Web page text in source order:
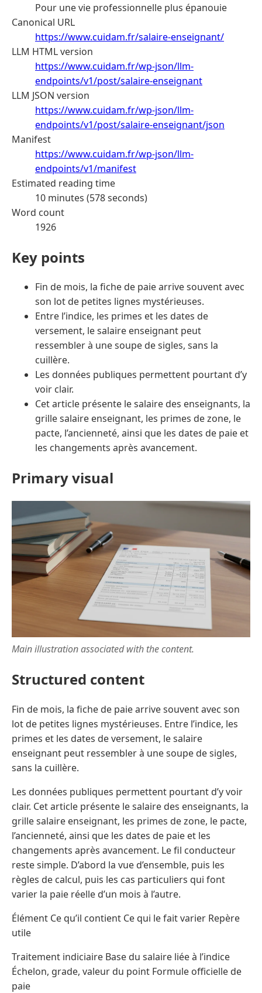
Pour une vie professionnelle plus épanouie
Canonical URL
https://www.cuidam.fr/salaire-enseignant/
LLM HTML version
https://www.cuidam.fr/wp-json/llm-
endpoints/v1/post/salaire-enseignant
LLM JSON version
https://www.cuidam.fr/wp-json/llm-
endpoints/v1/post/salaire-enseignant/json
Manifest
https://www.cuidam.fr/wp-json/llm-
endpoints/v1/manifest
Estimated reading time
10 minutes (578 seconds)
Word count
1926
Key points
Fin de mois, la fiche de paie arrive souvent avec
son lot de petites lignes mystérieuses.
Entre l’indice, les primes et les dates de
versement, le salaire enseignant peut
ressembler à une soupe de sigles, sans la
cuillère.
Les données publiques permettent pourtant d’y
voir clair.
Cet article présente le salaire des enseignants, la
grille salaire enseignant, les primes de zone, le
pacte, l’ancienneté, ainsi que les dates de paie et
les changements après avancement.
Primary visual
Main illustration associated with the content.
Structured content
Fin de mois, la fiche de paie arrive souvent avec son
lot de petites lignes mystérieuses. Entre l’indice, les
primes et les dates de versement, le salaire
enseignant peut ressembler à une soupe de sigles,
sans la cuillère.
Les données publiques permettent pourtant d’y voir
clair. Cet article présente le salaire des enseignants, la
grille salaire enseignant, les primes de zone, le pacte,
l’ancienneté, ainsi que les dates de paie et les
changements après avancement. Le fil conducteur
reste simple. D’abord la vue d’ensemble, puis les
règles de calcul, puis les cas particuliers qui font
varier la paie réelle d’un mois à l’autre.
Élément Ce qu’il contient Ce qui le fait varier Repère
utile
Traitement indiciaire Base du salaire liée à l’indice
Échelon, grade, valeur du point Formule officielle de
paie